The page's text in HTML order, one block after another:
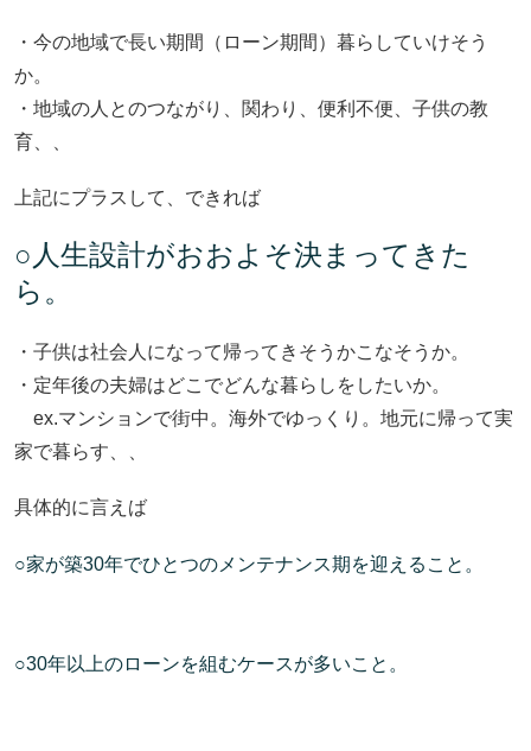
・今の地域で長い期間（ローン期間）暮らしていけそう
か。
・地域の人とのつながり、関わり、便利不便、子供の教
育、、
上記にプラスして、できれば
○人生設計がおおよそ決まってきた
ら。
・子供は社会人になって帰ってきそうかこなそうか。
・定年後の夫婦はどこでどんな暮らしをしたいか。
ex.マンションで街中。海外でゆっくり。地元に帰って実
家で暮らす、、
具体的に言えば
○家が築30年でひとつのメンテナンス期を迎えること。
○30年以上のローンを組むケースが多いこと。